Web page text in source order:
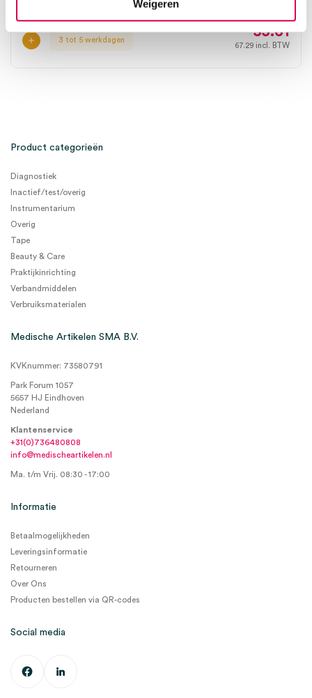
Weigeren
3 tot 5 werkdagen
55.61
67.29 incl. BTW
Product categorieën
Diagnostiek
Inactief/test/overig
Instrumentarium
Overig
Tape
Beauty & Care
Praktijkinrichting
Verbandmiddelen
Verbruiksmaterialen
Medische Artikelen SMA B.V.
KVKnummer: 73580791
Park Forum 1057
5657 HJ Eindhoven
Nederland
Klantenservice
+31(0)736480808
info@medischeartikelen.nl
Ma. t/m Vrij. 08:30 - 17:00
Informatie
Betaalmogelijkheden
Leveringsinformatie
Retourneren
Over Ons
Producten bestellen via QR-codes
Social media